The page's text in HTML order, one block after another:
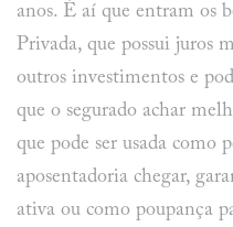
anos. É aí que entram os
Privada, que possui juros
outros investimentos e
que o segurado achar
que pode ser usada como
aposentadoria chegar,
ativa ou como poupança